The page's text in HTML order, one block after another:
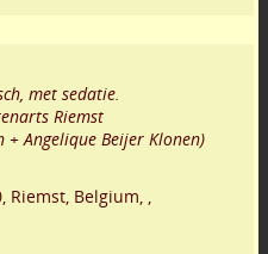
met sedatie.
Riemst
+ Angelique Beijer Klonen)
Riemst Belgium,